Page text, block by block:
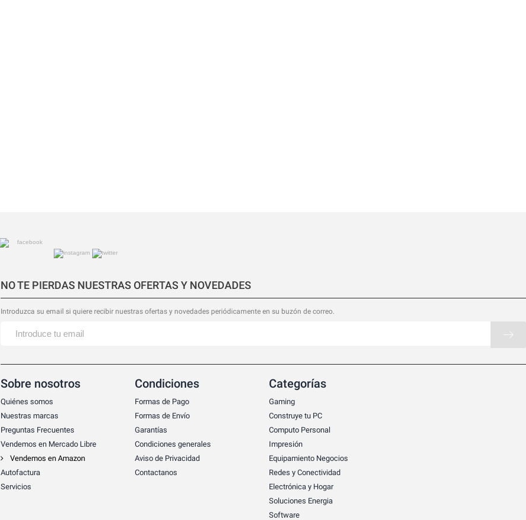
NO TE PIERDAS NUESTRAS OFERTAS Y NOVEDADES
Introduzca su email si quiere recibir nuestras ofertas y novedades periódicamente en su buzón de correo.
Sobre nosotros
Quiénes somos
Nuestras marcas
Preguntas Frecuentes
Vendemos en Mercado Libre
Vendemos en Amazon
Autofactura
Servicios
Condiciones
Formas de Pago
Formas de Envío
Garantías
Condiciones generales
Aviso de Privacidad
Contactanos
Categorías
Gaming
Construye tu PC
Computo Personal
Impresión
Equipamiento Negocios
Redes y Conectividad
Electrónica y Hogar
Soluciones Energia
Software